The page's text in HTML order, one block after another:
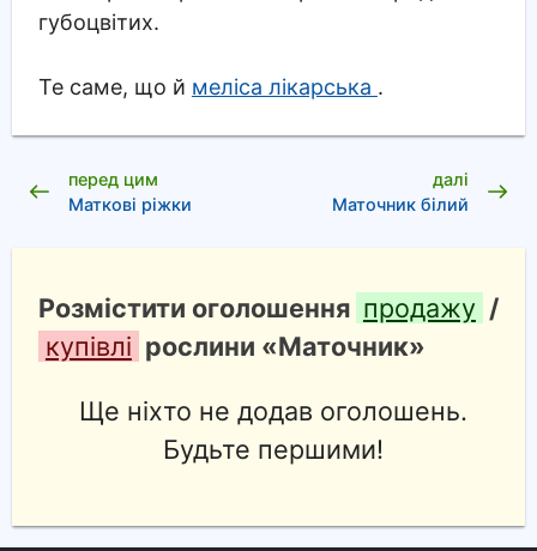
губоцвітих.
Те саме, що й меліса лікарська .
перед цим
Маткові ріжки
далі
Маточник білий
Розмістити оголошення продажу /
купівлі рослини «Маточник»
Ще ніхто не додав оголошень.
Будьте першими!